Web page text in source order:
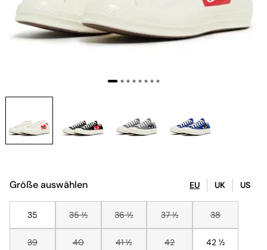
Größe auswählen EU UK US
35 35 ½ 36 ½ 37 ½ 38
39 40 41 ½ 42 42 ½